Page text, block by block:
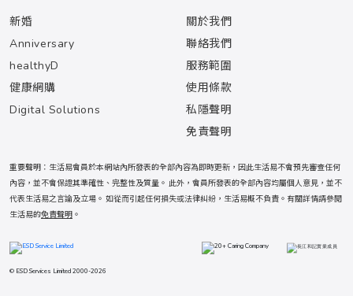
新婚
Anniversary
healthyD
健康網購
Digital Solutions
關於我們
聯絡我們
服務範圍
使用條款
私隱聲明
免責聲明
重要聲明：生活易會員於本網站內所發表的全部內容為即時更新，因此生活易不會預先審查任何
內容，並不會保證其準確性、完整性及質量。 此外，會員所發表的全部內容均屬個人意見，並不
代表生活易之言論及立場。 如從而引起任何損失或法律糾紛，生活易概不負責。有關詳情請參閱
生活易的免責聲明 。
© ESD Services Limited 2000-2026